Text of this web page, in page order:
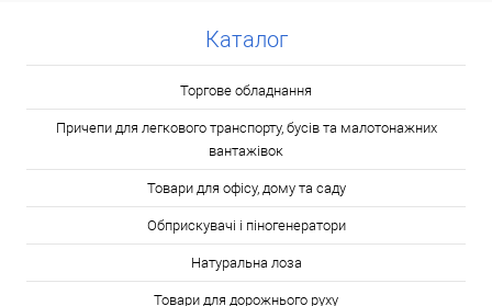
Каталог
Торгове обладнання
Причепи для легкового транспорту, бусів та малотонажних
вантажівок
Товари для офісу, дому та саду
Обприскувачі і піногенератори
Натуральна лоза
Товари для дорожнього руху